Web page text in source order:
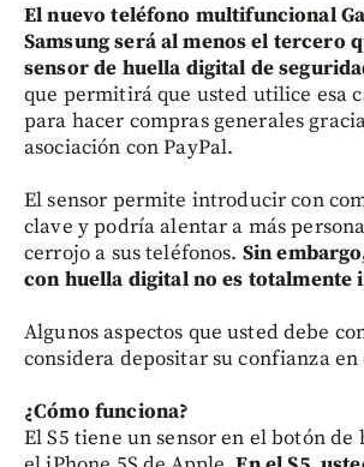
El nuevo teléfono multifuncional
Samsung será al menos el tercero
sensor de huella digital de
que permitirá que usted utilice esa
para hacer compras generales
asociación con PayPal.
El sensor permite introducir con
clave y podría alentar a más
cerrojo a sus teléfonos. Sin
con huella digital no es totalmente
Algunos aspectos que usted debe
considera depositar su confianza en
¿Cómo funciona?
El S5 tiene un sensor en el botón de